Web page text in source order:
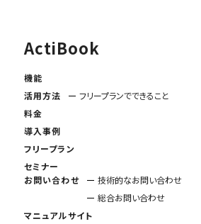
ActiBook
機能
活用方法
フリープランでできること
料金
導入事例
フリープラン
セミナー
お問い合わせ
技術的なお問い合わせ
総合お問い合わせ
マニュアルサイト